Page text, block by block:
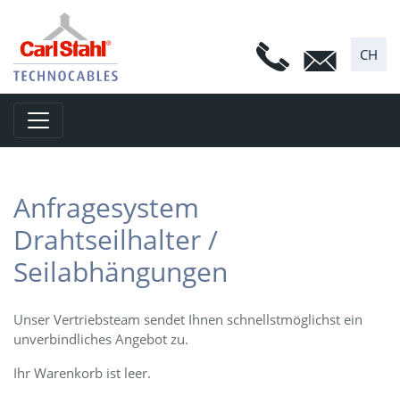
CH
Toggle navigation
Anfragesystem
Drahtseilhalter /
Seilabhängungen
Unser Vertriebsteam sendet Ihnen schnellstmöglichst ein
unverbindliches Angebot zu.
Ihr Warenkorb ist leer.